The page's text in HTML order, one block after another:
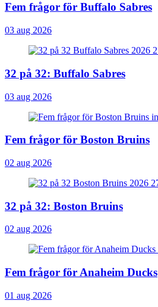
Fem frågor för Buffalo Sabres
03 aug 2026
32 på 32: Buffalo Sabres
03 aug 2026
Fem frågor för Boston Bruins
02 aug 2026
32 på 32: Boston Bruins
02 aug 2026
Fem frågor för Anaheim Ducks
01 aug 2026